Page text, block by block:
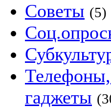
Советы (5)
гаджеты